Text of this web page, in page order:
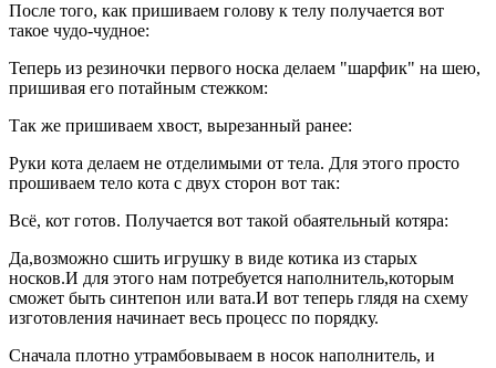
После того, как пришиваем голову к телу получается вот
такое чудо-чудное:
Теперь из резиночки первого носка делаем "шарфик" на шею,
пришивая его потайным стежком:
Так же пришиваем хвост, вырезанный ранее:
Руки кота делаем не отделимыми от тела. Для этого просто
прошиваем тело кота с двух сторон вот так:
Всё, кот готов. Получается вот такой обаятельный котяра:
Да,возможно сшить игрушку в виде котика из старых
носков.И для этого нам потребуется наполнитель,которым
сможет быть синтепон или вата.И вот теперь глядя на схему
изготовления начинает весь процесс по порядку.
Сначала плотно утрамбовываем в носок наполнитель, и